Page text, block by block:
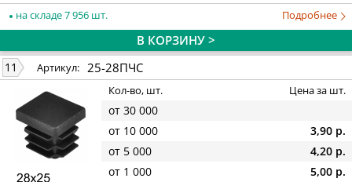
на складе 7 956 шт. Подробнее
В КОРЗИНУ >
11 Артикул: 25-28ПЧС
Кол-во, шт. Цена за шт.
от 30 000
от 10 000
3,90 р.
от 5 000
4,20 р.
от 1 000
5,00 р.